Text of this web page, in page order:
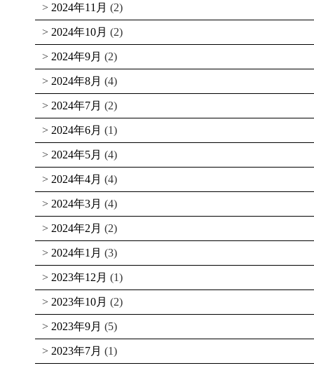
2024年11月 (2)
2024年10月 (2)
2024年9月 (2)
2024年8月 (4)
2024年7月 (2)
2024年6月 (1)
2024年5月 (4)
2024年4月 (4)
2024年3月 (4)
2024年2月 (2)
2024年1月 (3)
2023年12月 (1)
2023年10月 (2)
2023年9月 (5)
2023年7月 (1)